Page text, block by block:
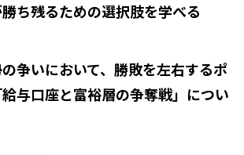
ち残るための選択肢を学べる
争いにおいて、勝敗を左右するポ
与口座と富裕層の争奪戦」につい